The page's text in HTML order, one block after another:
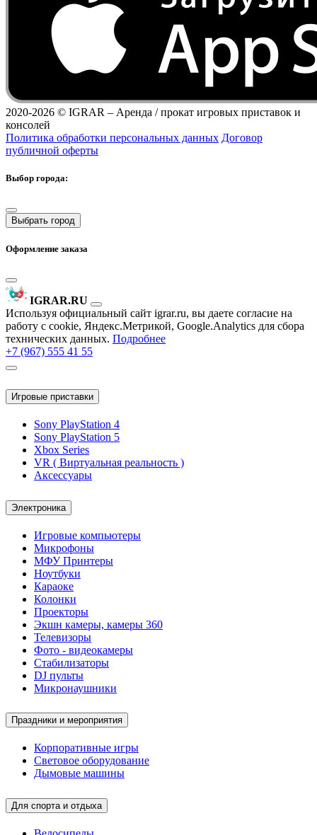
2020-2026 © IGRAR – Аренда / прокат игровых приставок и
консолей
Политика обработки персональных данных Договор
публичной оферты
Выбор города:
Выбрать город
Оформление заказа
IGRAR.RU
Используя официальный сайт igrar.ru, вы даете согласие на
работу с cookie, Яндекс.Метрикой, Google.Analytics для сбора
технических данных. Подробнее
+7 (967) 555 41 55
Игровые приставки
Sony PlayStation 4
Sony PlayStation 5
Xbox Series
VR ( Виртуальная реальность )
Аксессуары
Электроника
Игровые компьютеры
Микрофоны
МФУ Принтеры
Ноутбуки
Караоке
Колонки
Проекторы
Экшн камеры, камеры 360
Телевизоры
Фото - видеокамеры
Стабилизаторы
DJ пульты
Микронаушники
Праздники и мероприятия
Корпоративные игры
Световое оборудование
Дымовые машины
Для спорта и отдыха